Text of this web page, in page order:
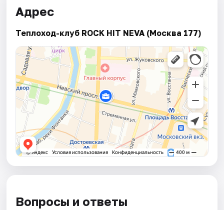
Адрес
Теплоход-клуб ROCK HIT NEVA (Москва 177)
Вопросы и ответы